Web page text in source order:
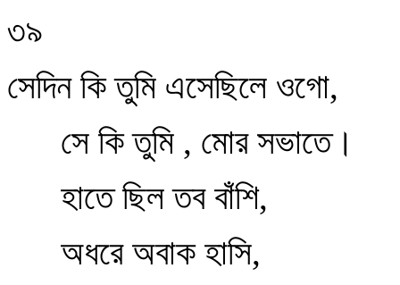
৩৯
সেদিন কি তুমি এসেছিলে ওগো,
সে কি তুমি , মোর সভাতে।
হাতে ছিল তব বাঁশি,
অধরে অবাক হাসি,